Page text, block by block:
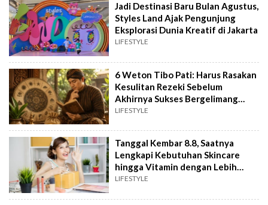
Jadi Destinasi Baru Bulan Agustus,
Styles Land Ajak Pengunjung
Eksplorasi Dunia Kreatif di Jakarta
LIFESTYLE
6 Weton Tibo Pati: Harus Rasakan
Kesulitan Rezeki Sebelum
Akhirnya Sukses Bergelimang
Harta
LIFESTYLE
Tanggal Kembar 8.8, Saatnya
Lengkapi Kebutuhan Skincare
hingga Vitamin dengan Lebih
Hemat
LIFESTYLE